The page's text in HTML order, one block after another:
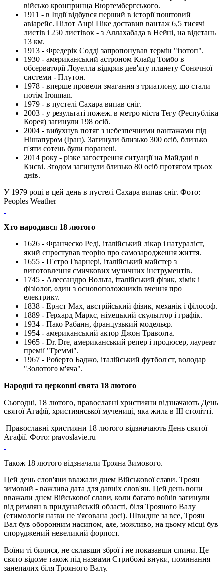
військо кронпринца Вюртембергського.
1911 - в Індії відбувся перший в історії поштовий
авіарейс. Пілот Анрі Піке доставив вантаж 6,5 тисячі
листів і 250 листівок - з Аллахабада в Нейні, на відстань
13 км.
1913 - Фредерік Содді запропонував термін "ізотоп".
1930 - американський астроном Клайд Томбо в
обсерваторії Лоуелла відкрив дев'яту планету Сонячної
системи - Плутон.
1978 - вперше провели змагання з триатлону, що стали
потім Ironman.
1979 - в пустелі Сахара випав сніг.
2003 - у результаті пожежі в метро міста Тегу (Республіка
Корея) загинули 198 осіб.
2004 - вибухнув потяг з небезпечними вантажами під
Нішапуром (Іран). Загинули близько 300 осіб, близько
п'яти сотень були поранені.
2014 року - різке загострення ситуації на Майдані в
Києві. Згодом загинули близько 80 осіб протягом трьох
днів.
У 1979 році в цей день в пустелі Сахара випав сніг. Фото:
Peoples Weather
Хто народився 18 лютого
1626 - Франческо Реді, італійський лікар і натураліст,
який спростував теорію про самозародження життя.
1655 - П'єтро Гварнері, італійський майстер з
виготовлення смичкових музичних інструментів.
1745 - Алессандро Вольта, італійський фізик, хімік і
фізіолог, один з основоположників вчення про
електрику.
1838 - Ернст Мах, австрійський фізик, механік і філософ.
1889 - Герхард Маркс, німецький скульптор і графік.
1934 - Пако Рабанн, французький модельєр.
1954 - американський актор Джон Траволта.
1965 - Dr. Dre, американський репер і продюсер, лауреат
премії "Греммі".
1967 - Роберто Баджо, італійський футболіст, володар
"Золотого м'яча".
Народні та церковні свята 18 лютого
Сьогодні, 18 лютого, православні християни відзначають День
святої Агафії, християнської мучениці, яка жила в III столітті.
Православні християни 18 лютого відзначають День святої
Агафії. Фото: pravoslavie.ru
Також 18 лютого відзначали Трояна Зимового.
Цей день слов'яни вважали днем ​​Військової слави. Троян
зимовий - важлива дата для давніх слов'ян. Цей день вони
вважали днем ​​Військової слави, коли багато воїнів загинули
від римлян в придунайській області, біля Трояного Валу
(етимологія назви не з'ясована досі). Швидше за все, Троян
Вал був оборонним насипом, але, можливо, на цьому місці був
споруджений невеликий форпост.
Воїни ті билися, не склавши зброї і не показавши спини. Це
свято відоме також під назвами Стрибожі внуки, поминання
занепалих біля Трояного Валу.